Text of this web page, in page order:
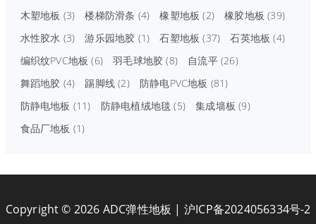
木塑地板 (3) 楼梯防滑条 (4) 橡塑地板 (2) 橡胶地板 (39)
水性胶水 (3) 游乐园地胶 (1) 石塑地板 (37) 石英地板 (4)
编织纹PVC地板 (6) 羽毛球地胶 (8) 自流平(26)
舞蹈地胶 (4) 踢脚线(2) 防静电PVC地板 (81)
防静电地板 (11) 防静电植绒地毯 (5) 集成墙板 (9)
食品厂地板 (1)
Copyright © 2026 ADC弹性地板 | 沪ICP备2024056334号-2